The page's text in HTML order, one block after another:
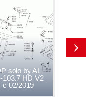
solo by AL-
103.7 HD V2
с 02/2019